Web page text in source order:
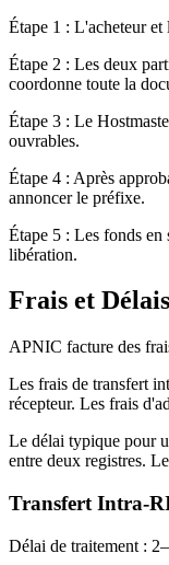
Étape 1 : L'acheteur et
Étape 2 : Les deux
coordonne toute la
Étape 3 : Le
ouvrables.
Étape 4 : Après
annoncer le préfixe.
Étape 5 : Les fonds
libération.
Frais et
APNIC facture des
Les frais de transfert
récepteur. Les frais
Le délai typique pour
entre deux registres.
Transfert Intra-
Délai de traitement :